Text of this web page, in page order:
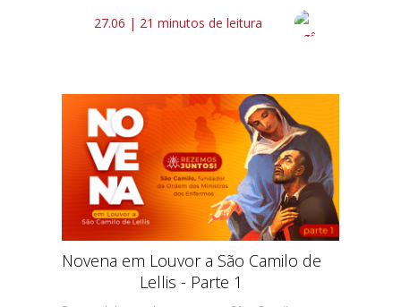
27.06 | 21 minutos de leitura
Novena em Louvor a São Camilo de
Lellis - Parte 1